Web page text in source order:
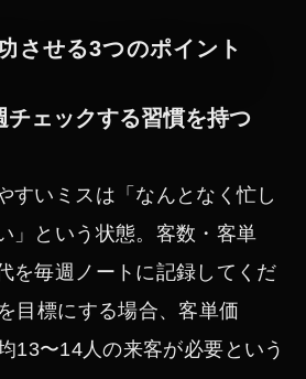
させる3つのポイント
ェックする習慣を持つ
すいミスは「なんとなく忙し
」という状態。客数・客単
を毎週ノートに記録してくだ
目標にする場合、客単価
13〜14人の来客が必要という